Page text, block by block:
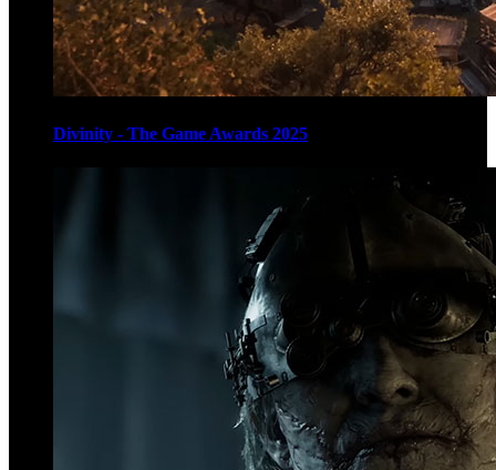
Divinity - The Game Awards 2025